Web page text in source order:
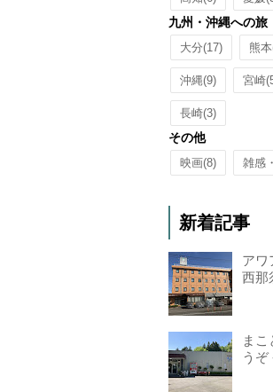
九州・沖縄への旅
大分(17) 熊本
沖縄(9) 宮崎
長崎(3)
その他
映画(8) 雑感
新着記事
アワ
西那
ま
う